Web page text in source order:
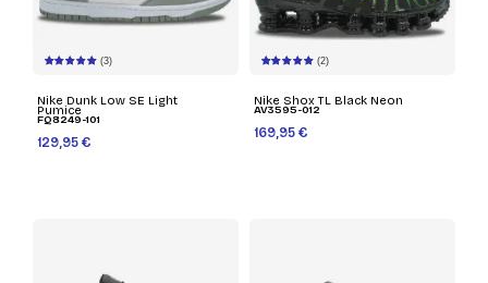
(3)
Nike Dunk Low SE Light
Pumice
FQ8249-101
129,95 €
(2)
Nike Shox TL Black Neon
AV3595-012
169,95 €